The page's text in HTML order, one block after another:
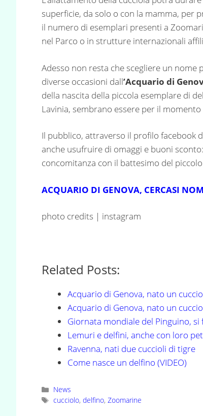
superficie, da solo o con la mamma, per
il numero di esemplari presenti a
nel Parco o in strutture internazionali
Adesso non resta che scegliere un nome
diverse occasioni dall’Acquario di
della nascita della piccola esemplare di
Lavinia, sembrano essere per il
Il pubblico, attraverso il profilo facebook
anche usufruire di omaggi e buoni
concomitanza con il battesimo del
ACQUARIO DI GENOVA, CERCASI
photo credits | instagram
Related Posts:
Acquario di Genova, nato un
Acquario di Genova, nato un
Giornata mondiale del Pinguino, si
Lemuri e delfini, anche con loro
Ravenna, nati due cuccioli di tigre
Come nasce un delfino (VIDEO)
Categorie
News
Tag
cucciolo,delfino,Zoomarine